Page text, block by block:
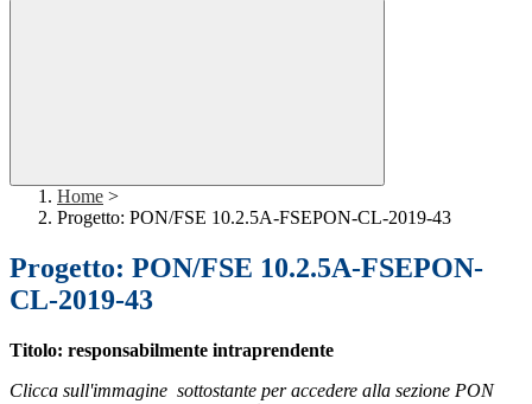
Home >
Progetto: PON/FSE 10.2.5A-FSEPON-CL-2019-43
Progetto: PON/FSE 10.2.5A-FSEPON-
CL-2019-43
Titolo: responsabilmente intraprendente
Clicca sull'immagine sottostante per accedere alla sezione PON